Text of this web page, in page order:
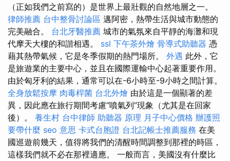
（正如我們之前寫的）是世界上最壯觀的自然地層之一。
律師推薦 台中整骨討論區 邁阿密，熱帶生活與城市動態的
完美融合。 台北牙醫推薦 城市的氣氛來自平靜的海灘和現
代摩天大樓的和諧相遇。 ssl 下午茶外燴 骨導式助聽器 憑
藉其熱帶氣候，它是冬季假期的熱門場所。 外遇 此外，它
是旅遊業的主要中心，並且在國際運輸中心起著重要作用。
由於匈牙利的結果，通常可以在-6小時至-9小時之間計算。
全身放鬆按摩 肉毒桿菌 台北外燴 由於這是一個顯著的差
異，因此應在旅行期間考慮“噴氣列”現象（尤其是在回家
後）。 養生村 台中律師 助聽器 原理 月子中心價格 辦護照
要帶什麼 seo 意思 卡式台胞證 台北記帳士推薦服務 在美
國巡遊前幾天，值得將我們的清醒時間調整到那裡的時區，
這樣我們就不必在那裡適應。 一般而言，美國沒有什麼比